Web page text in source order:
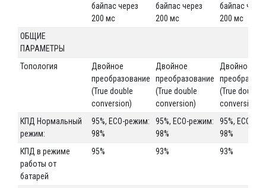
байпас через
200 мс
байпас через
200 мс
байпас
200 мс
ОБЩИЕ
ПАРАМЕТРЫ
Топология
Двойное
преобразование
(True double
conversion)
Двойное
преобразование
(True double
conversion)
Двойное
(True double
conversion)
КПД Нормальный
режим:
95%, ECO-режим:
98%
95%, ECO-режим:
98%
95%, ECO-
98%
КПД в режиме
работы от
батарей
95% 93% 93%